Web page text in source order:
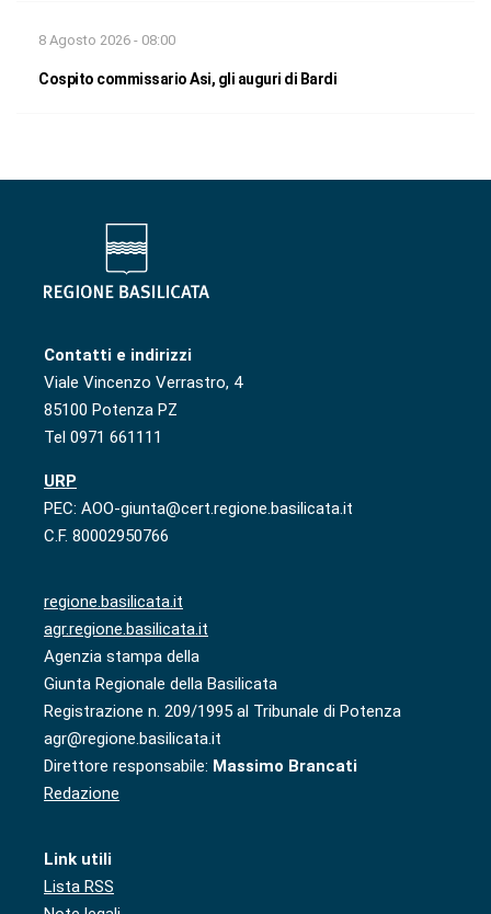
8 Agosto 2026 - 08:00
Cospito commissario Asi, gli auguri di Bardi
Contatti e indirizzi
Viale Vincenzo Verrastro, 4
85100 Potenza PZ
Tel 0971 661111
URP
PEC: AOO-giunta@cert.regione.basilicata.it
C.F. 80002950766
regione.basilicata.it
agr.regione.basilicata.it
Agenzia stampa della
Giunta Regionale della Basilicata
Registrazione n. 209/1995 al Tribunale di Potenza
agr@regione.basilicata.it
Direttore responsabile: Massimo Brancati
Redazione
Link utili
Lista RSS